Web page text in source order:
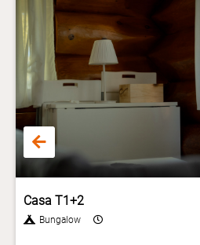
Casa T1+2
Bungalow